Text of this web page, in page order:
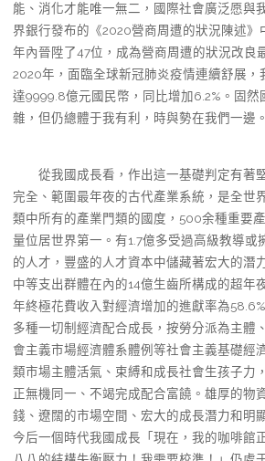
能、消化才能唯一無二，國際社會廣泛愿與
界銀行發布的《2020營商周遭的狀況陳述》
年內晉陞了47位，成為營商周遭的狀況改良
2020年，面臨全球新冠肺炎疫情連續舒展，
達9999.8億元國民幣，同比增加6.2%。固然
雜，但仍總體于我有利，時與勢在我們一邊。
從我國成長看，作出這一基礎判定有著
完全、範圍最年夜的古代產業系統，是全世
類中所有的產業門類的國度，500余種重要
量位居世界第一。有1.7億多受過高級教導或
的人才，豐盛的人才資本中儲藏著宏大的潛
中等支出群體在內的14億生齒所構成的超年
年終極花費收入對經濟增加的進獻率為
多種一切制經濟配合成長，按勞分派為主體
會主義市場經濟體系體例等社會主義基礎經
類市場主體活氣、束縛和成長社會生孩子力
正無機同一、不竭完成配合富饒。雄厚的物
錢、遼闊的市場空間、宏大的成長潛力和明
今后一個時代我國成長「現在，我的咖啡館